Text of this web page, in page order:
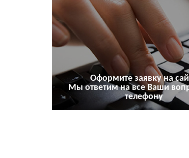
Оформите заявку на
Мы ответим на все Ваши
телефону